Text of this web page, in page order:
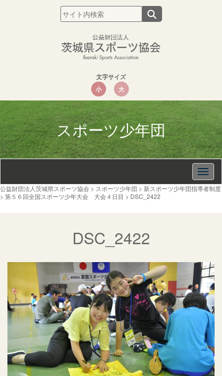
文字サイズ
小
大
スポーツ少年団
公益財団法人茨城県スポーツ協会 > スポーツ少年団 > 新スポーツ少年団指導者制度
> 第５６回全国スポーツ少年大会 大会４日目 > DSC_2422
DSC_2422